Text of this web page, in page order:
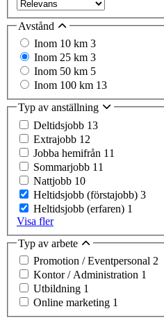
Avstånd
Inom 10 km 3
Inom 25 km 3
Inom 50 km 5
Inom 100 km 13
Typ av anställning
Deltidsjobb 13
Extrajobb 12
Jobba hemifrån 11
Sommarjobb 11
Nattjobb 10
Heltidsjobb (förstajobb) 3
Heltidsjobb (erfaren) 1
Visa fler
Typ av arbete
Promotion / Eventpersonal 2
Kontor / Administration 1
Utbildning 1
Online marketing 1